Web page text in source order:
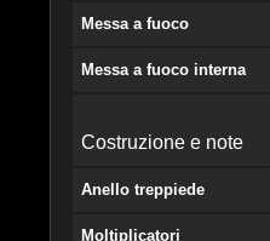
Messa a fuoco
Messa a fuoco interna
Costruzione e note
Anello treppiede
Moltiplicatori